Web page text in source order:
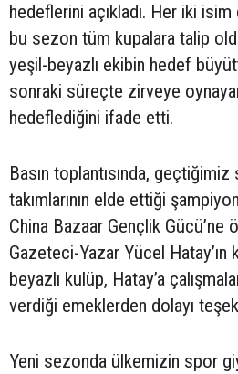
hedeflerini açıkladı. Her iki isim
bu sezon tüm kupalara talip
yeşil-beyazlı ekibin hedef
sonraki süreçte zirveye
hedeflediğini ifade etti.
Basın toplantısında,
takımlarının elde ettiği
China Bazaar Gençlik Gücü’ne
Gazeteci-Yazar Yücel Hatay’ın
beyazlı kulüp, Hatay’a
verdiği emeklerden dolayı
Yeni sezonda ülkemizin spor